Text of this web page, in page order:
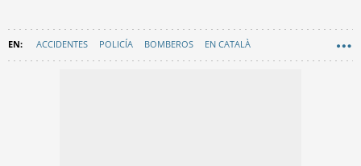
ACCIDENTES POLICÍA BOMBEROS EN CATALÀ